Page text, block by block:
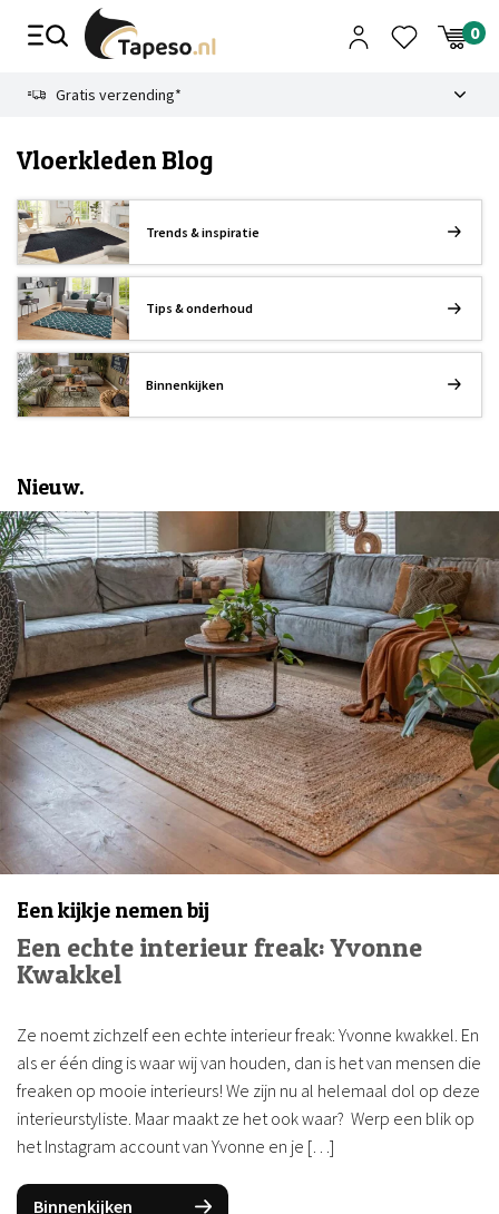
Gratis verzending*
Vloerkleden Blog
Trends & inspiratie
Tips & onderhoud
Binnenkijken
Nieuw.
Een kijkje nemen bij
Een echte interieur freak: Yvonne
Kwakkel
Ze noemt zichzelf een echte interieur freak: Yvonne kwakkel. En
als er één ding is waar wij van houden, dan is het van mensen die
freaken op mooie interieurs! We zijn nu al helemaal dol op deze
interieurstyliste. Maar maakt ze het ook waar? Werp een blik op
het Instagram account van Yvonne en je […]
Binnenkijken